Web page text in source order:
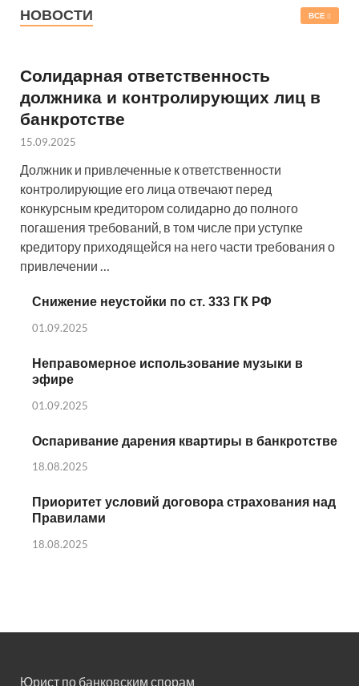
НОВОСТИ ВСЕ
Солидарная ответственность
должника и контролирующих лиц в
банкротстве
15.09.2025
Должник и привлеченные к ответственности
контролирующие его лица отвечают перед
конкурсным кредитором солидарно до полного
погашения требований, в том числе при уступке
кредитору приходящейся на него части требования о
привлечении …
Снижение неустойки по ст. 333 ГК РФ
01.09.2025
Неправомерное использование музыки в
эфире
01.09.2025
Оспаривание дарения квартиры в банкротстве
18.08.2025
Приоритет условий договора страхования над
Правилами
18.08.2025
Юрист по банковским спорам